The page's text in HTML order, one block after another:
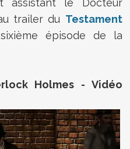
le Docteur
trailer du Testament
épisode de la
Holmes - Vidéo